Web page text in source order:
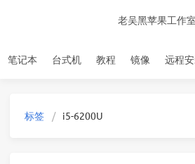
老吴黑苹果工作室
笔记本 台式机 教程 镜像 远程
标签 i5-6200U